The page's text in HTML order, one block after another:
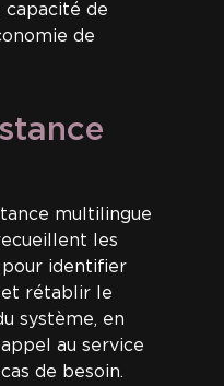
capacité de
de
multilingue
les
pour identifier
rétablir le
système, en
au service
de besoin.